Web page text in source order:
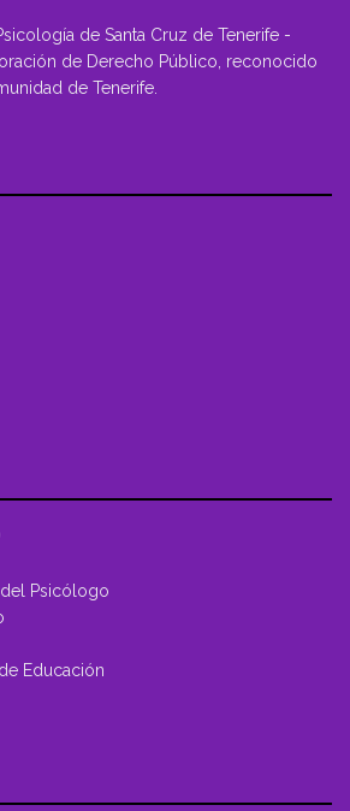
de Santa Cruz de Tenerife -
de Derecho Público, reconocido
de Tenerife.
Psicólogo
Educación